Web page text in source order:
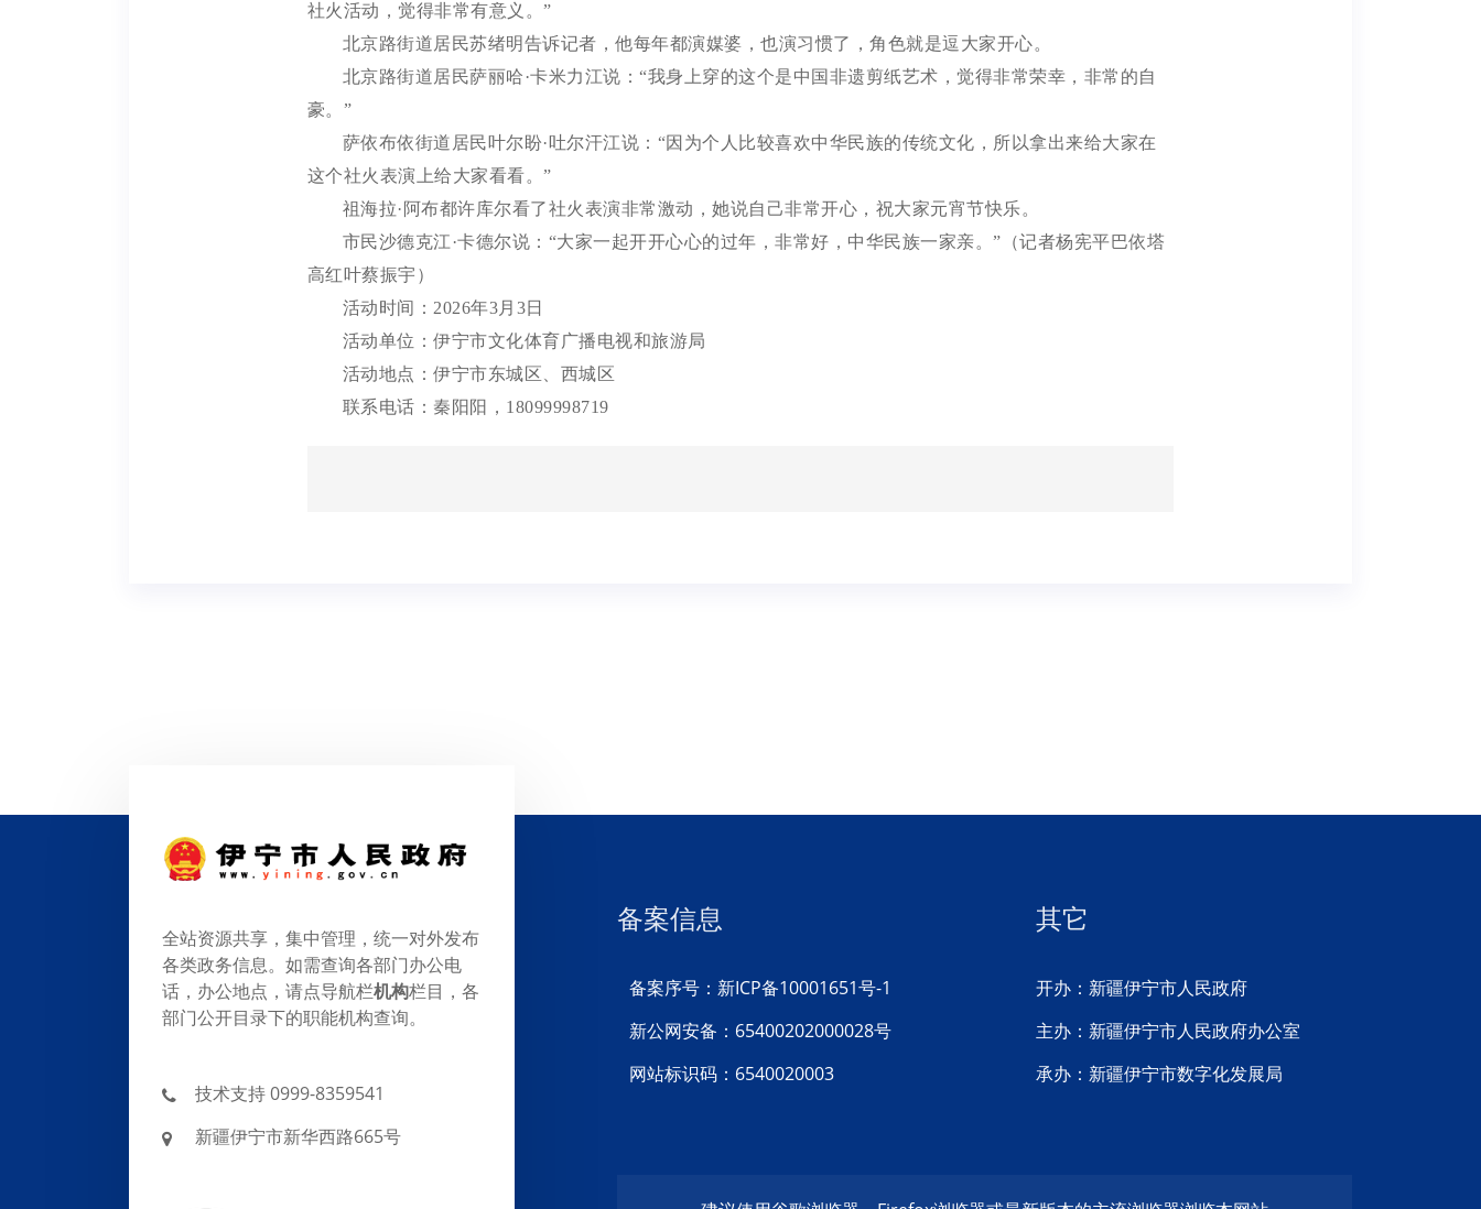
社火活动，觉得非常有意义。”
北京路街道居民苏绪明告诉记者，他每年都演媒婆，也演习惯了，角色就是逗大家开心。
北京路街道居民萨丽哈 ·卡米力江说：“我身上穿的这个是中国非遗剪纸艺术，觉得非常荣幸，非常的自
豪。”
萨依布依街道居民 叶尔盼·吐尔汗江说：“因为个人比较喜欢中华民族的传统文化，所以拿出来给大家在
这个社火表演上给大家看看。”
祖海拉·阿布都许库尔看了社火表演非常激动，她说自己非常开心，祝大家元宵节快乐。
市民沙德克江 ·卡德尔说：“大家一起开开心心的过年，非常好，中华民族一家亲。”（记者杨宪平巴依塔
高红叶蔡振宇）
活动时间： 2026年3月3日
活动单位：伊宁市文化体育广播电视和旅游局
活动地点：伊宁市东城区、西城区
联系电话：秦阳阳， 18099998719
全站资源共享，集中管理，统一对外发布
各类政务信息。如需查询各部门办公电
话，办公地点，请点导航栏机构栏目，各
部门公开目录下的职能机构查询。
技术支持 0999-8359541
新疆伊宁市新华西路665号
备案信息
备案序号：新ICP备10001651号-1
新公网安备：65400202000028号
网站标识码：6540020003
其它
开办：新疆伊宁市人民政府
主办：新疆伊宁市人民政府办公室
承办：新疆伊宁市数字化发展局